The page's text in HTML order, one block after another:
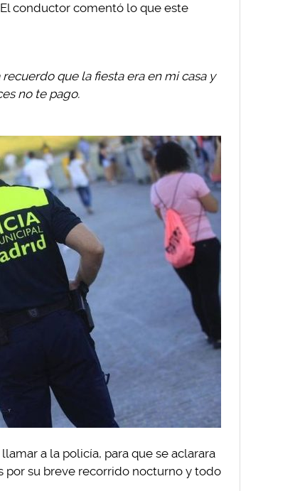
conductor comentó lo que este
que la fiesta era en mi casa y
no te pago.
a la policía, para que se aclarara
por su breve recorrido nocturno y todo